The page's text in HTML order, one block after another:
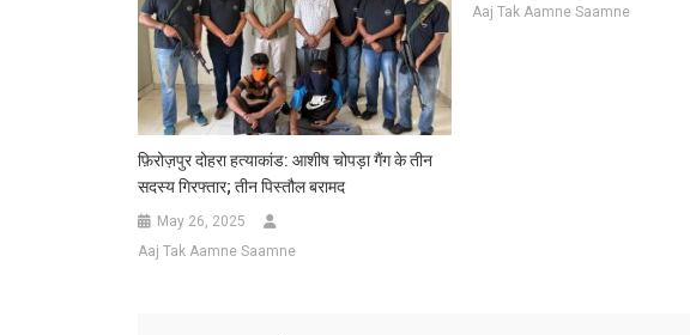
फ़िरोज़पुर दोहरा हत्याकांड: आशीष चोपड़ा गैंग के तीन
सदस्य गिरफ्तार; तीन पिस्तौल बरामद
May 26, 2025
Aaj Tak Aamne Saamne
Aaj Tak Aamne Saamne